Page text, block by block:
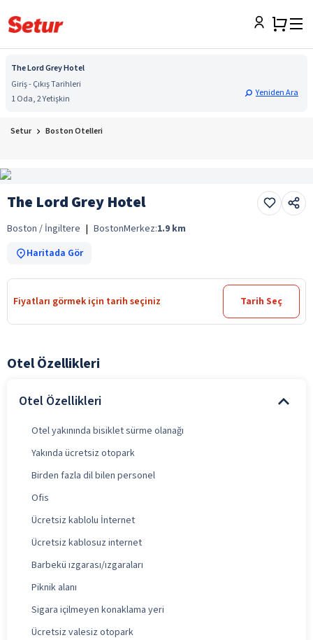
The Lord Grey Hotel
Giriş - Çıkış Tarihleri
1 Oda, 2 Yetişkin
Yeniden Ara
Setur Boston Otelleri
The Lord Grey Hotel
Boston / İngiltere | BostonMerkez:1.9 km
Haritada Gör
Fiyatları görmek için tarih seçiniz Tarih Seç
Otel Özellikleri
Otel Özellikleri
Otel yakınında bisiklet sürme olanağı
Yakında ücretsiz otopark
Birden fazla dil bilen personel
Ofis
Ücretsiz kablolu İnternet
Ücretsiz kablosuz internet
Barbekü ızgarası/ızgaraları
Piknik alanı
Sigara içilmeyen konaklama yeri
Ücretsiz valesiz otopark